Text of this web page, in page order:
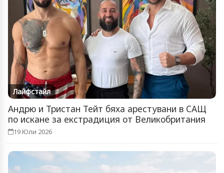
Лайфстайл
Андрю и Тристан Тейт бяха арестувани в САЩ
по искане за екстрадиция от Великобритания
19 Юли 2026